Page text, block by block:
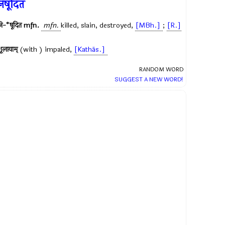
°षूदितmfn. mfn. killed, slain, destroyed, [MBh.] ; [R.]
(with ) impaled, [Kathās.]
RANDOM WORD
SUGGEST A NEW WORD!